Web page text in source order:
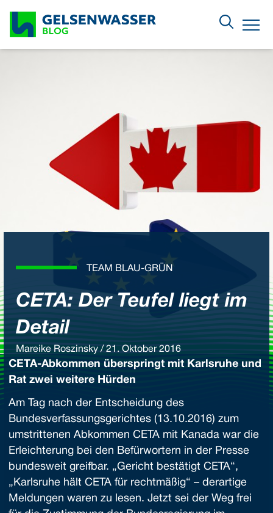
TEAM BLAU-GRÜN
CETA: Der Teufel liegt im
Detail
Mareike Roszinsky / 21. Oktober 2016
CETA-Abkommen überspringt mit Karlsruhe und
Rat zwei weitere Hürden
Am Tag nach der Entscheidung des
Bundesverfassungsgerichtes (13.10.2016) zum
umstrittenen Abkommen CETA mit Kanada war die
Erleichterung bei den Befürwortern in der Presse
bundesweit greifbar. „Gericht bestätigt CETA“,
„Karlsruhe hält CETA für rechtmäßig“ – derartige
Meldungen waren zu lesen. Jetzt sei der Weg frei